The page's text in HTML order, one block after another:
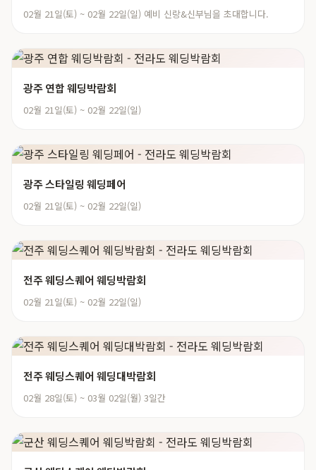
02월 21일(토) ~ 02월 22일(일) 예비 신랑&신부님을 초대합니다.
광주 연합 웨딩박람회
02월 21일(토) ~ 02월 22일(일)
광주 스타일링 웨딩페어
02월 21일(토) ~ 02월 22일(일)
전주 웨딩스퀘어 웨딩박람회
02월 21일(토) ~ 02월 22일(일)
전주 웨딩스퀘어 웨딩대박람회
02월 28일(토) ~ 03월 02일(월) 3일간